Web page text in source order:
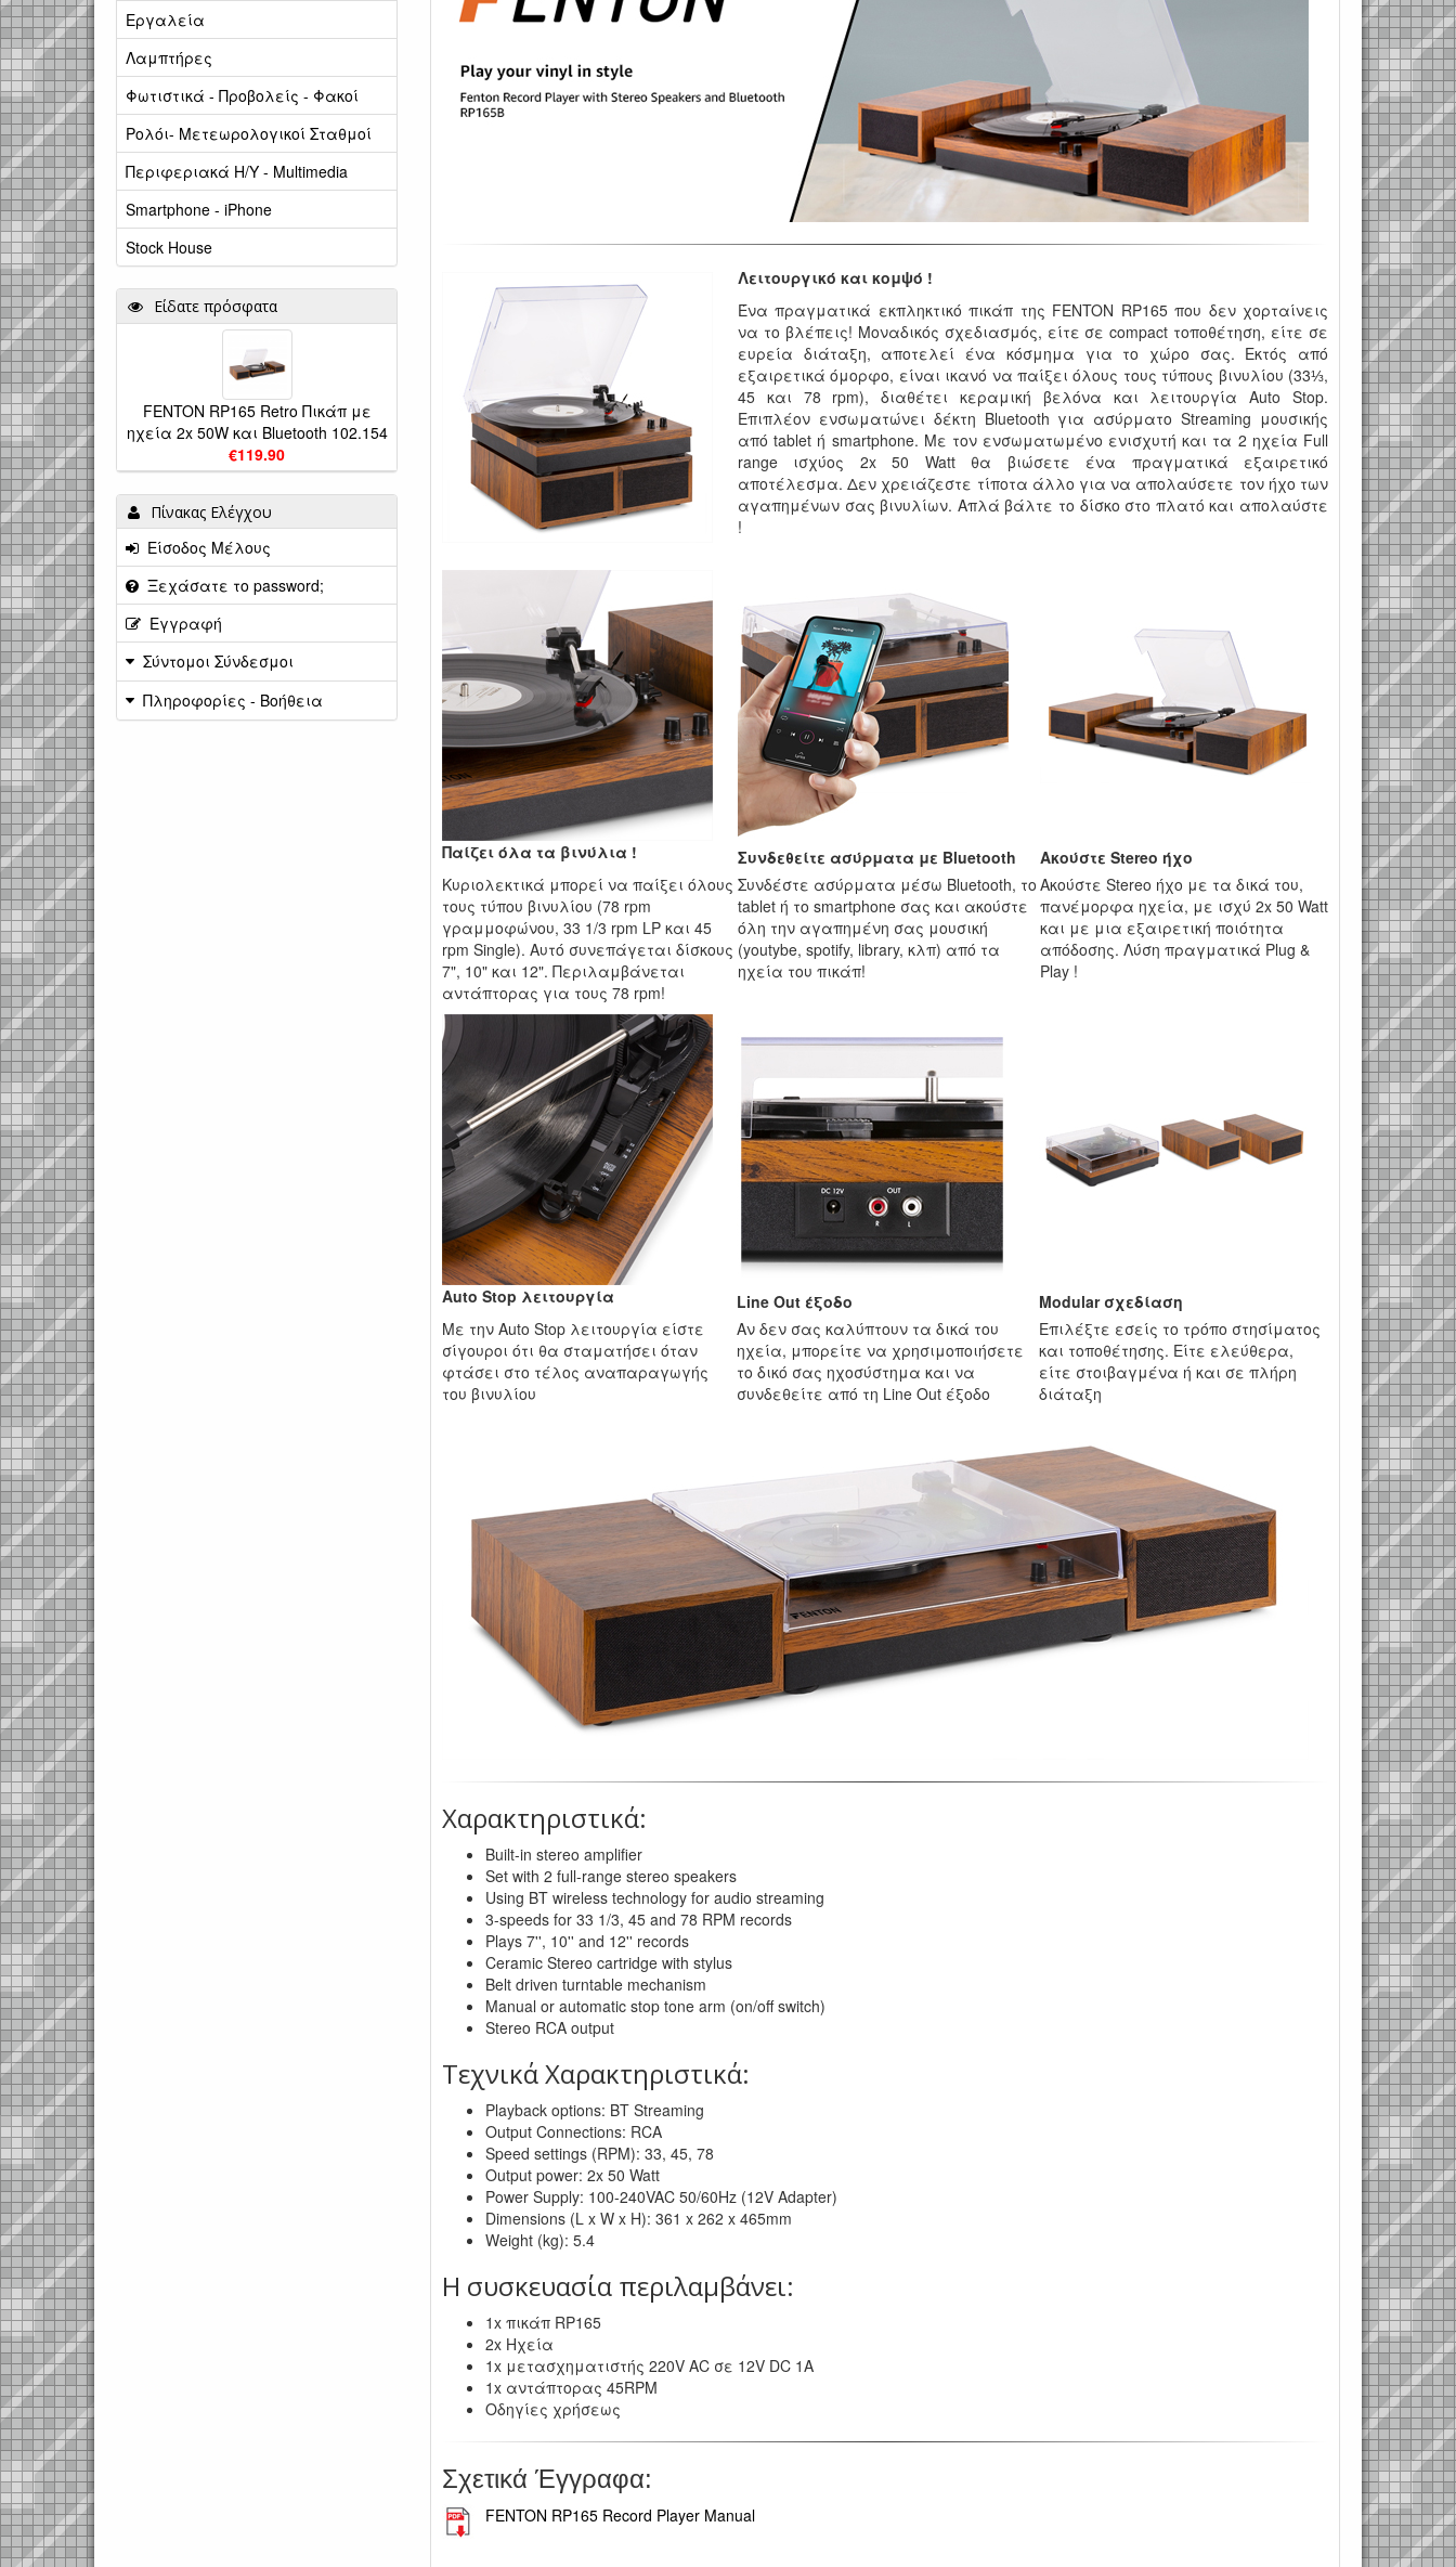
Λειτουργικό και κομψό !
Ένα πραγματικά εκπληκτικό πικάπ της FENTON RP165 που δεν χορταίνεις
να το βλέπεις! Μοναδικός σχεδιασμός, είτε σε compact τοποθέτηση, είτε σε
ευρεία διάταξη, αποτελεί ένα κόσμημα για το χώρο σας. Εκτός από
εξαιρετικά όμορφο, είναι ικανό να παίξει όλους τους τύπους βινυλίου (33⅓,
45 και 78 rpm), διαθέτει κεραμική βελόνα και λειτουργία Auto Stop.
Επιπλέον ενσωματώνει δέκτη Bluetooth για ασύρματο Streaming μουσικής
από tablet ή smartphone. Με τον ενσωματωμένο ενισχυτή και τα 2 ηχεία Full
range ισχύος 2x 50 Watt θα βιώσετε ένα πραγματικά εξαιρετικό
αποτέλεσμα. Δεν χρειάζεστε τίποτα άλλο για να απολαύσετε τον ήχο των
αγαπημένων σας βινυλίων. Απλά βάλτε το δίσκο στο πλατό και απολαύστε
!
Παίζει όλα τα βινύλια ! Συνδεθείτε ασύρματα με Bluetooth
Ακούστε Stereo ήχο
Κυριολεκτικά μπορεί να παίξει όλους
τους τύπου βινυλίου (78 rpm
γραμμοφώνου, 33 1/3 rpm LP και 45
rpm Single). Αυτό συνεπάγεται δίσκους
7", 10" και 12". Περιλαμβάνεται
αντάπτορας για τους 78 rpm!
Συνδέστε ασύρματα μέσω Bluetooth, το
tablet ή το smartphone σας και ακούστε
όλη την αγαπημένη σας μουσική
(youtybe, spotify, library, κλπ) από τα
ηχεία του πικάπ!
Ακούστε Stereo ήχο με τα δικά του,
πανέμορφα ηχεία, με ισχύ 2x 50 Watt
και με μια εξαιρετική ποιότητα
απόδοσης. Λύση πραγματικά Plug &
Play !
Auto Stop λειτουργία Line Out έξοδο
Modular σχεδίαση
Με την Auto Stop λειτουργία είστε
σίγουροι ότι θα σταματήσει όταν
φτάσει στο τέλος αναπαραγωγής
του βινυλίου
Αν δεν σας καλύπτουν τα δικά του
ηχεία, μπορείτε να χρησιμοποιήσετε
το δικό σας ηχοσύστημα και να
συνδεθείτε από τη Line Out έξοδο
Επιλέξτε εσείς το τρόπο στησίματος
και τοποθέτησης. Είτε ελεύθερα,
είτε στοιβαγμένα ή και σε πλήρη
διάταξη
Χαρακτηριστικά:
Built-in stereo amplifier
Set with 2 full-range stereo speakers
Using BT wireless technology for audio streaming
3-speeds for 33 1/3, 45 and 78 RPM records
Plays 7'', 10'' and 12'' records
Ceramic Stereo cartridge with stylus
Belt driven turntable mechanism
Manual or automatic stop tone arm (on/off switch)
Stereo RCA output
Τεχνικά Χαρακτηριστικά:
Playback options: BT Streaming
Output Connections: RCA
Speed settings (RPM): 33, 45, 78
Output power: 2x 50 Watt
Power Supply: 100-240VAC 50/60Hz (12V Adapter)
Dimensions (L x W x H): 361 x 262 x 465mm
Weight (kg): 5.4
Η συσκευασία περιλαμβάνει:
1x πικάπ RP165
2x Ηχεία
1x μετασχηματιστής 220V AC σε 12V DC 1A
1x αντάπτορας 45RPM
Οδηγίες χρήσεως
Σχετικά Έγγραφα:
FENTON RP165 Record Player Manual
Εργαλεία
Λαμπτήρες
Φωτιστικά - Προβολείς - Φακοί
Ρολόι- Μετεωρολογικοί Σταθμοί
Περιφεριακά Η/Υ - Multimedia
Smartphone - iPhone
Stock House
Είδατε πρόσφατα
FENTON RP165 Retro Πικάπ με
ηχεία 2x 50W και Bluetooth 102.154
€119.90
Πίνακας Ελέγχου
Είσοδος Μέλους
Ξεχάσατε το password;
Εγγραφή
Σύντομοι Σύνδεσμοι
Πληροφορίες - Βοήθεια